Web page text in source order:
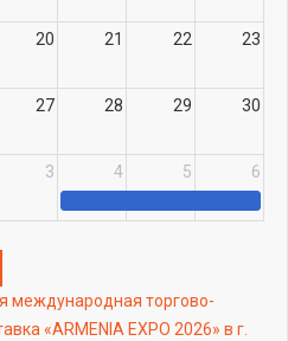
20 21 22 23
27 28 29 30
3 4 5 6
международная торгово-
«ARMENIA EXPO 2026» в г.